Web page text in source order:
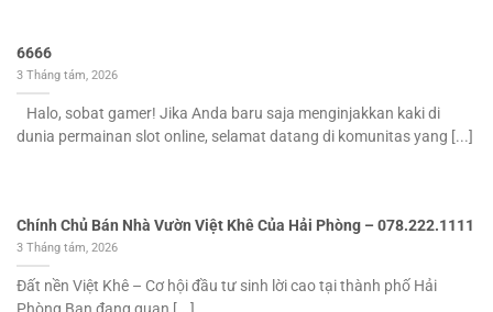
6666
3 Tháng tám, 2026
Halo, sobat gamer! Jika Anda baru saja menginjakkan kaki di
dunia permainan slot online, selamat datang di komunitas yang [...]
Chính Chủ Bán Nhà Vườn Việt Khê Của Hải Phòng – 078.222.1111
3 Tháng tám, 2026
Đất nền Việt Khê – Cơ hội đầu tư sinh lời cao tại thành phố Hải
Phòng Bạn đang quan [...]